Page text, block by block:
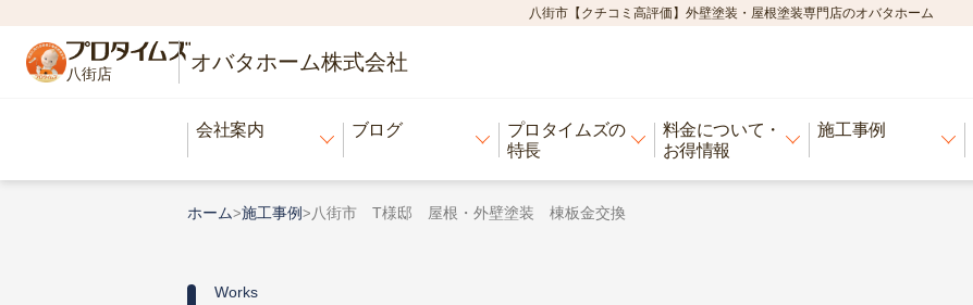
八街市【クチコミ高評価】外壁塗装・屋根塗装専門店のオバタホーム
八街店 オバタホーム株式会社
会社案内 ブログ
プロタイムズの
特長
料金について・
お得情報
施工事例
ホーム>施工事例 > 八街市 T様邸 屋根・外壁塗装 棟板金交換
Works